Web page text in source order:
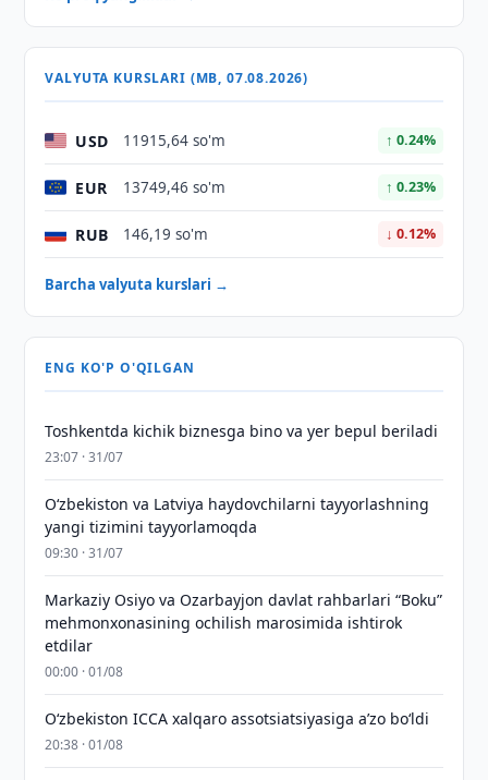
VALYUTA KURSLARI (MB, 07.08.2026)
USD 11915,64 so'm ↑ 0.24%
EUR 13749,46 so'm ↑ 0.23%
RUB 146,19 so'm ↓ 0.12%
Barcha valyuta kurslari →
ENG KO'P O'QILGAN
Toshkentda kichik biznesga bino va yer bepul beriladi
23:07 · 31/07
Oʻzbekiston va Latviya haydovchilarni tayyorlashning
yangi tizimini tayyorlamoqda
09:30 · 31/07
Markaziy Osiyo va Ozarbayjon davlat rahbarlari “Boku”
mehmonxonasining ochilish marosimida ishtirok
etdilar
00:00 · 01/08
O‘zbekiston ICCA xalqaro assotsiatsiyasiga aʼzo bo‘ldi
20:38 · 01/08